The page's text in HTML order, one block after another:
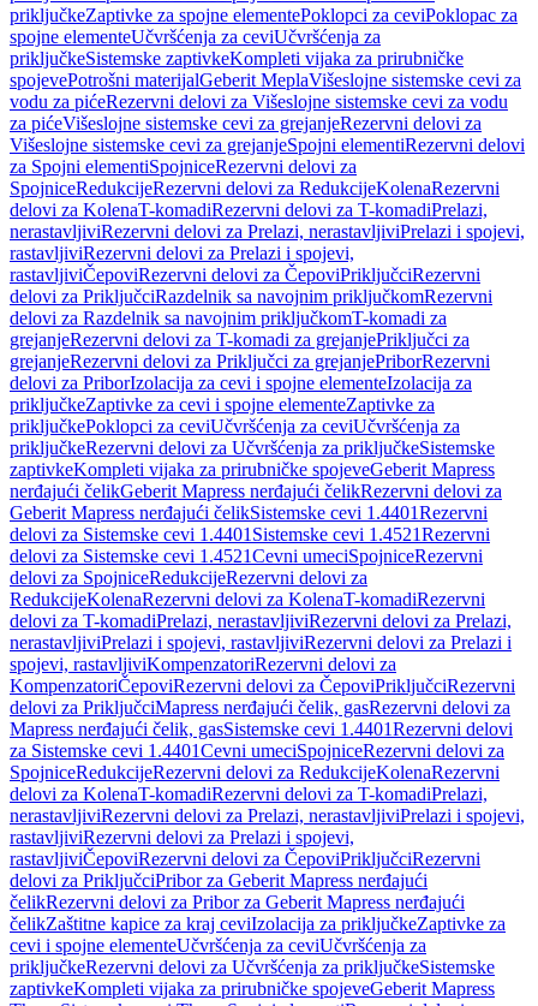
priključkeZaptivke za spojne elementePoklopci za ceviPoklopac za
spojne elementeUčvršćenja za ceviUčvršćenja za
priključkeSistemske zaptivkeKompleti vijaka za prirubničke
spojevePotrošni materijalGeberit MeplaVišeslojne sistemske cevi za
vodu za pićeRezervni delovi za Višeslojne sistemske cevi za vodu
za pićeVišeslojne sistemske cevi za grejanjeRezervni delovi za
Višeslojne sistemske cevi za grejanjeSpojni elementiRezervni delovi
za Spojni elementiSpojniceRezervni delovi za
SpojniceRedukcijeRezervni delovi za RedukcijeKolenaRezervni
delovi za KolenaT-komadiRezervni delovi za T-komadiPrelazi,
nerastavljiviRezervni delovi za Prelazi, nerastavljiviPrelazi i spojevi,
rastavljiviRezervni delovi za Prelazi i spojevi,
rastavljiviČepoviRezervni delovi za ČepoviPriključciRezervni
delovi za PriključciRazdelnik sa navojnim priključkomRezervni
delovi za Razdelnik sa navojnim priključkomT-komadi za
grejanjeRezervni delovi za T-komadi za grejanjePriključci za
grejanjeRezervni delovi za Priključci za grejanjePriborRezervni
delovi za PriborIzolacija za cevi i spojne elementeIzolacija za
priključkeZaptivke za cevi i spojne elementeZaptivke za
priključkePoklopci za ceviUčvršćenja za ceviUčvršćenja za
priključkeRezervni delovi za Učvršćenja za priključkeSistemske
zaptivkeKompleti vijaka za prirubničke spojeveGeberit Mapress
nerđajući čelikGeberit Mapress nerđajući čelikRezervni delovi za
Geberit Mapress nerđajući čelikSistemske cevi 1.4401Rezervni
delovi za Sistemske cevi 1.4401 Sistemske cevi 1.4521Rezervni
delovi za Sistemske cevi 1.4521Cevni umeciSpojniceRezervni
delovi za SpojniceRedukcijeRezervni delovi za
RedukcijeKolenaRezervni delovi za KolenaT-komadiRezervni
delovi za T-komadiPrelazi, nerastavljiviRezervni delovi za Prelazi,
nerastavljiviPrelazi i spojevi, rastavljiviRezervni delovi za Prelazi i
spojevi, rastavljiviKompenzatoriRezervni delovi za
KompenzatoriČepoviRezervni delovi za ČepoviPriključciRezervni
delovi za PriključciMapress nerđajući čelik, gasRezervni delovi za
Mapress nerđajući čelik, gasSistemske cevi 1.4401Rezervni delovi
za Sistemske cevi 1.4401Cevni umeciSpojniceRezervni delovi za
SpojniceRedukcijeRezervni delovi za RedukcijeKolenaRezervni
delovi za KolenaT-komadiRezervni delovi za T-komadiPrelazi,
nerastavljiviRezervni delovi za Prelazi, nerastavljiviPrelazi i spojevi,
rastavljiviRezervni delovi za Prelazi i spojevi,
rastavljiviČepoviRezervni delovi za ČepoviPriključciRezervni
delovi za PriključciPribor za Geberit Mapress nerđajući
čelikRezervni delovi za Pribor za Geberit Mapress nerđajući
čelikZaštitne kapice za kraj ceviIzolacija za priključkeZaptivke za
cevi i spojne elementeUčvršćenja za ceviUčvršćenja za
priključkeRezervni delovi za Učvršćenja za priključkeSistemske
zaptivkeKompleti vijaka za prirubničke spojeveGeberit Mapress